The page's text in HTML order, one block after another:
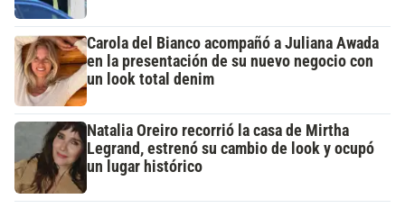
Carola del Bianco acompañó a Juliana Awada
en la presentación de su nuevo negocio con
un look total denim
Natalia Oreiro recorrió la casa de Mirtha
Legrand, estrenó su cambio de look y ocupó
un lugar histórico